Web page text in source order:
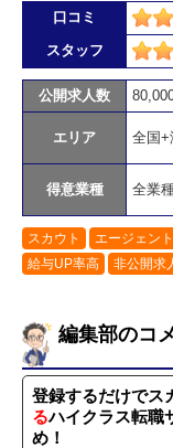
口コミ
スタッフ
公開求人数
エリア 全国+
得意業種 全業
スカウト エージェント
給与UP率高
非公開求
編集部のコ
登録するだけでス
るハイクラス転職
め！